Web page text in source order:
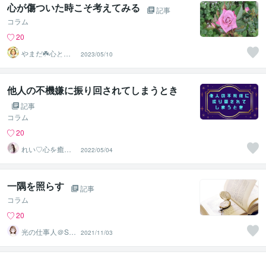
心が傷ついた時こそ考えてみる
記事
コラム
20
やまだ☘️心と頭
がスッキリ整う
サロン
2023/05/10
他人の不機嫌に振り回されてしまうとき
記事
コラム
20
れい♡心を癒し
笑顔へ
2022/05/04
一隅を照らす
記事
コラム
20
光の仕事人＠SA
CHIKO
2021/11/03